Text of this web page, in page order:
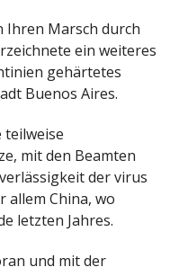
Ihren Marsch durch
ein weiteres
gehärtetes
Buenos Aires.
teilweise
mit den Beamten
der virus
allem China, wo
letzten Jahres.
und mit der